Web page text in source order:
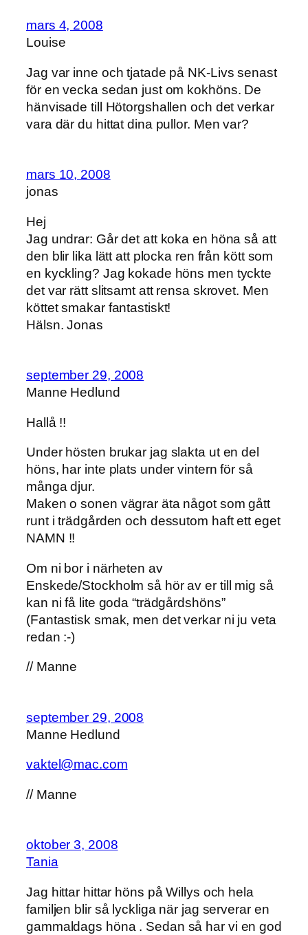
mars 4, 2008
Louise
Jag var inne och tjatade på NK-Livs senast
för en vecka sedan just om kokhöns. De
hänvisade till Hötorgshallen och det verkar
vara där du hittat dina pullor. Men var?
mars 10, 2008
jonas
Hej
Jag undrar: Går det att koka en höna så att
den blir lika lätt att plocka ren från kött som
en kyckling? Jag kokade höns men tyckte
det var rätt slitsamt att rensa skrovet. Men
köttet smakar fantastiskt!
Hälsn. Jonas
september 29, 2008
Manne Hedlund
Hallå !!
Under hösten brukar jag slakta ut en del
höns, har inte plats under vintern för så
många djur.
Maken o sonen vägrar äta något som gått
runt i trädgården och dessutom haft ett eget
NAMN !!
Om ni bor i närheten av
Enskede/Stockholm så hör av er till mig så
kan ni få lite goda “trädgårdshöns”
(Fantastisk smak, men det verkar ni ju veta
redan :-)
// Manne
september 29, 2008
Manne Hedlund
vaktel@mac.com
// Manne
oktober 3, 2008
Tania
Jag hittar hittar höns på Willys och hela
familjen blir så lyckliga när jag serverar en
gammaldags höna . Sedan så har vi en god